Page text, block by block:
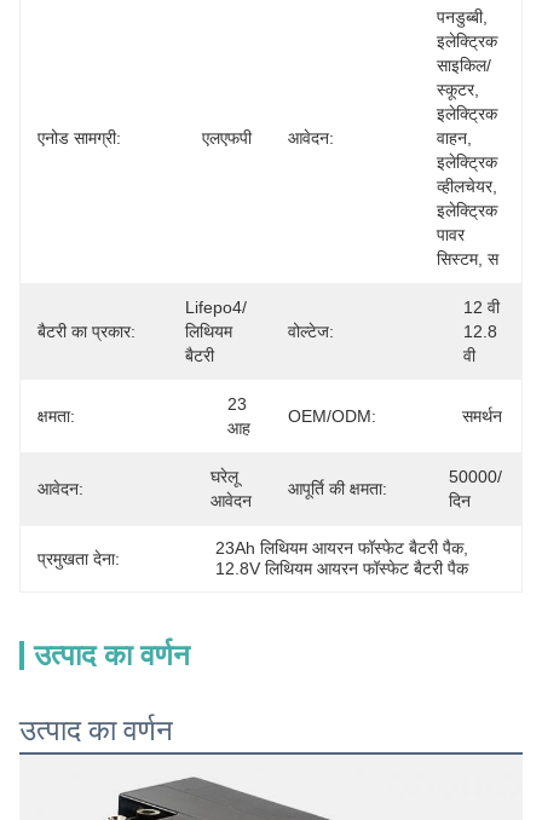
एनोड सामग्री: एलएफपी आवेदन:
पनडुब्बी,
इलेक्ट्रिक
साइकिल/
स्कूटर,
इलेक्ट्रिक
वाहन,
इलेक्ट्रिक
व्हीलचेयर,
इलेक्ट्रिक
पावर
सिस्टम, स
बैटरी का प्रकार:
Lifepo4/
लिथियम
बैटरी
वोल्टेज:
12 वी
12.8
वी
क्षमता:
23
आह
OEM/ODM: समर्थन
आवेदन:
घरेलू
आवेदन
आपूर्ति की क्षमता:
50000/
दिन
प्रमुखता देना:
23Ah लिथियम आयरन फॉस्फेट बैटरी पैक,
12.8V लिथियम आयरन फॉस्फेट बैटरी पैक
उत्पाद का वर्णन
उत्पाद का वर्णन